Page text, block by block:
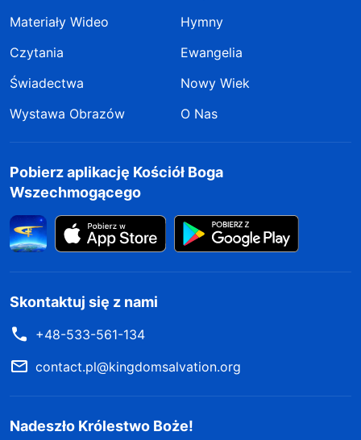
Materiały Wideo
Hymny
Czytania
Ewangelia
Świadectwa
Nowy Wiek
Wystawa Obrazów
O Nas
Pobierz aplikację Kościół Boga
Wszechmogącego
Skontaktuj się z nami
+48-533-561-134
contact.pl@kingdomsalvation.org
Nadeszło Królestwo Boże!